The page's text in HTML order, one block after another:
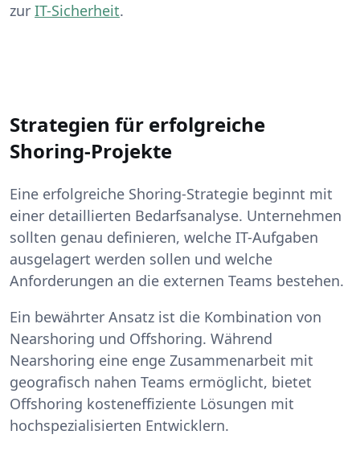
zur IT-Sicherheit.
Strategien für erfolgreiche
Shoring-Projekte
Eine erfolgreiche Shoring-Strategie beginnt mit
einer detaillierten Bedarfsanalyse. Unternehmen
sollten genau definieren, welche IT-Aufgaben
ausgelagert werden sollen und welche
Anforderungen an die externen Teams bestehen.
Ein bewährter Ansatz ist die Kombination von
Nearshoring und Offshoring. Während
Nearshoring eine enge Zusammenarbeit mit
geografisch nahen Teams ermöglicht, bietet
Offshoring kosteneffiziente Lösungen mit
hochspezialisierten Entwicklern.